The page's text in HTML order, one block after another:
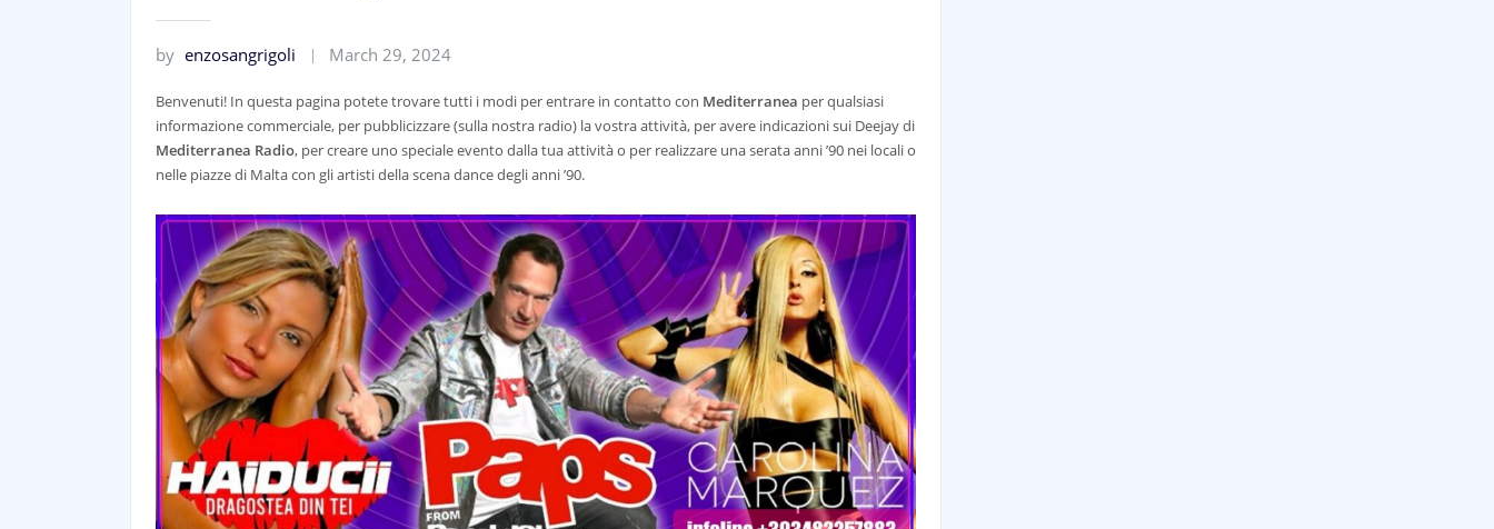
by enzosangrigoli March 29, 2024
Benvenuti! In questa pagina potete trovare tutti i modi per entrare in contatto con Mediterranea per qualsiasi
informazione commerciale, per pubblicizzare (sulla nostra radio) la vostra attività, per avere indicazioni sui Deejay di
Mediterranea Radio, per creare uno speciale evento dalla tua attività o per realizzare una serata anni ’90 nei locali o
nelle piazze di Malta con gli artisti della scena dance degli anni ’90.